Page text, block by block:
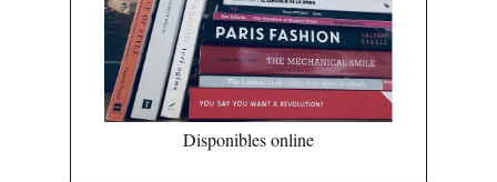
Disponibles online